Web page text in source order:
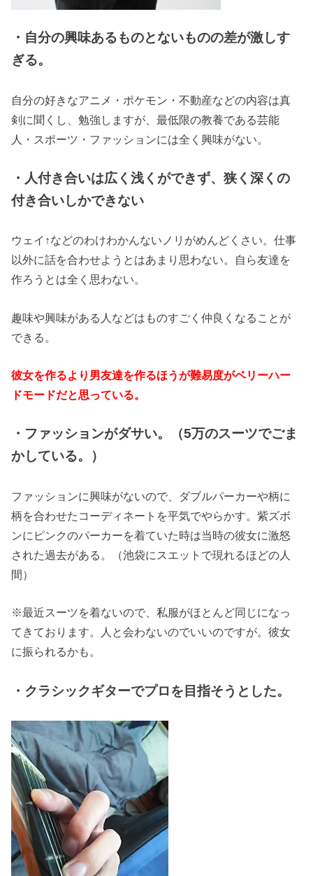
・自分の興味あるものとないものの差が激しす
ぎる。
自分の好きなアニメ・ポケモン・不動産などの内容は真
剣に聞くし、勉強しますが、最低限の教養である芸能
人・スポーツ・ファッションには全く興味がない。
・人付き合いは広く浅くができず、狭く深くの
付き合いしかできない
ウェイ↑などのわけわかんないノリがめんどくさい。仕事
以外に話を合わせようとはあまり思わない。自ら友達を
作ろうとは全く思わない。
趣味や興味がある人などはものすごく仲良くなることが
できる。
彼女を作るより男友達を作るほうが難易度がベリーハー
ドモードだと思っている。
・ファッションがダサい。（5万のスーツでごま
かしている。）
ファッションに興味がないので、ダブルパーカーや柄に
柄を合わせたコーディネートを平気でやらかす。紫ズボ
ンにピンクのパーカーを着ていた時は当時の彼女に激怒
された過去がある。（池袋にスエットで現れるほどの人
間）
※最近スーツを着ないので、私服がほとんど同じになっ
てきております。人と会わないのでいいのですが。彼女
に振られるかも。
・クラシックギターでプロを目指そうとした。